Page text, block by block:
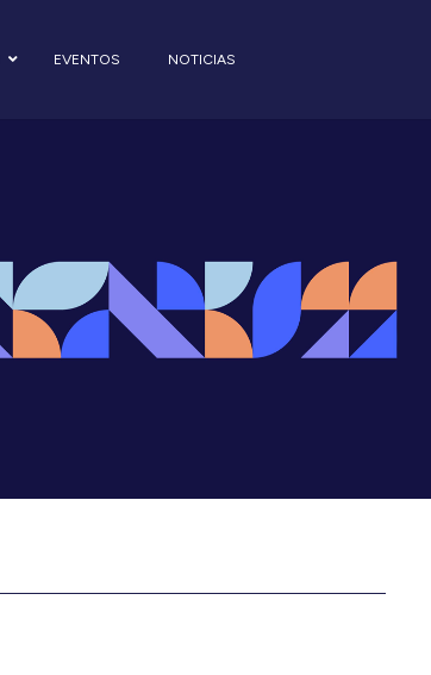
EVENTOS NOTICIAS